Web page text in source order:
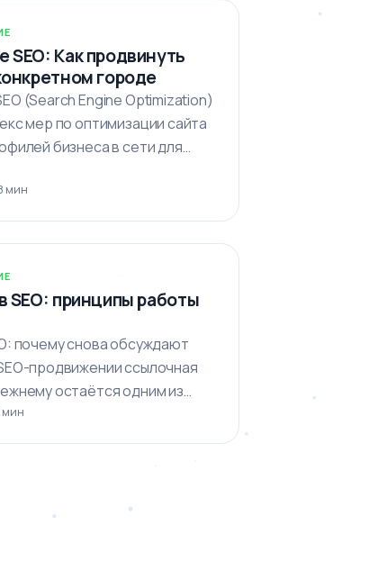
SEO: Как продвинуть
городе
(Search Engine Optimization)
мер по оптимизации сайта
бизнеса в сети для…
мин
SEO: принципы работы
почему снова обсуждают
продвижении ссылочная
остаётся одним из
который…
мин